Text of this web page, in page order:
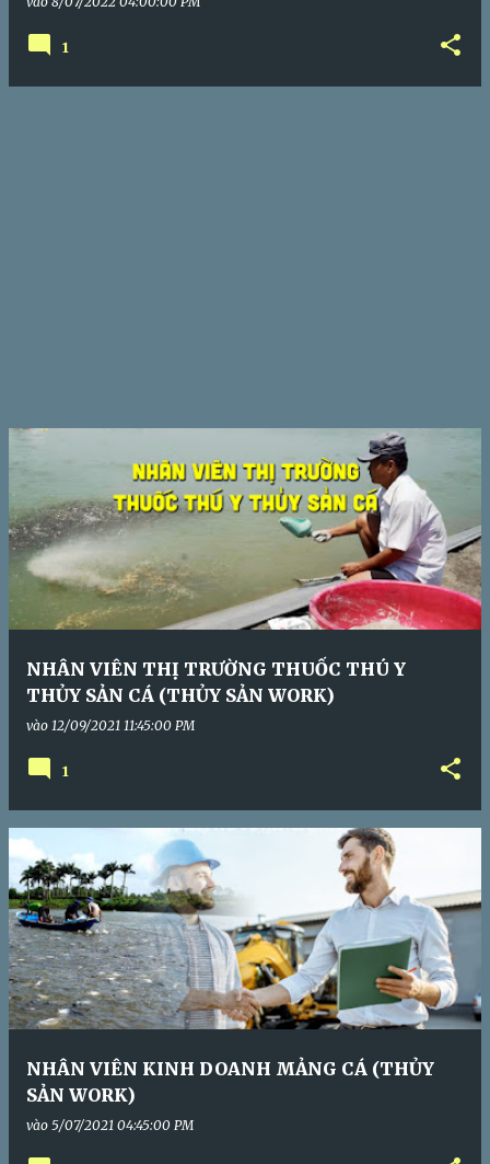
1
NHÂN VIÊN THỊ TRƯỜNG THUỐC THÚ Y
THỦY SẢN CÁ (THỦY SẢN WORK)
vào 12/09/2021 11:45:00 PM
1
NHÂN VIÊN KINH DOANH MẢNG CÁ (THỦY
SẢN WORK)
vào 5/07/2021 04:45:00 PM